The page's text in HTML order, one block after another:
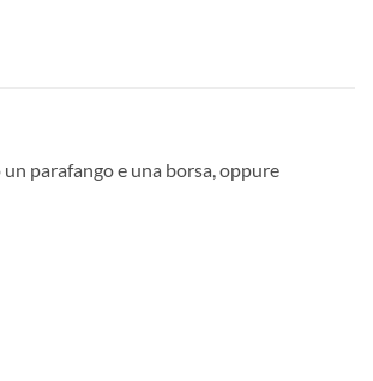
parafango e una borsa, oppure